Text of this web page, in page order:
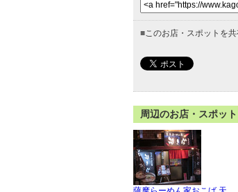
■このお店・スポットを
周辺のお店・スポット